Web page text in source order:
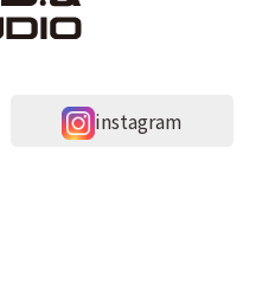
instagram